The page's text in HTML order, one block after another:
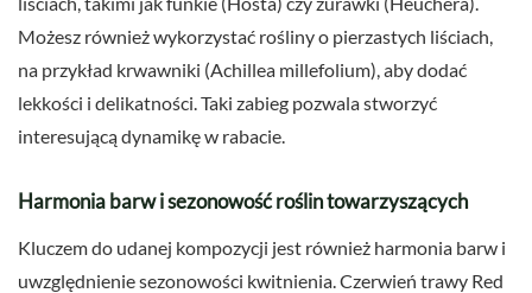
Możesz również wykorzystać rośliny o pierzastych liściach,
na przykład krwawniki (Achillea millefolium), aby dodać
lekkości i delikatności. Taki zabieg pozwala stworzyć
interesującą dynamikę w rabacie.
Harmonia barw i sezonowość roślin towarzyszących
Kluczem do udanej kompozycji jest również harmonia barw i
uwzględnienie sezonowości kwitnienia. Czerwień trawy Red